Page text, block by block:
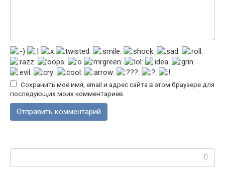
Сохранить моё имя, email и адрес сайта в этом браузере для
последующих моих комментариев.
Поиск: